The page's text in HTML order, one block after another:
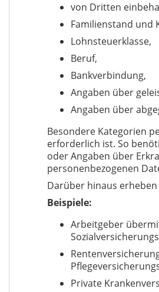
von Dritten
Familienstand und
Lohnsteuerklasse,
Beruf,
Bankverbindung,
Angaben über
Angaben über
Besondere Kategorien
erforderlich ist. So
oder Angaben über
personenbezogenen
Darüber hinaus
Beispiele:
Arbeitgeber
Private